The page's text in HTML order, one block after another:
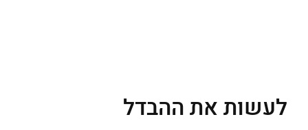
לעשות את ההבדל